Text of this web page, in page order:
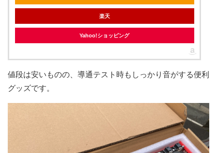
楽天
Yahoo!ショッピング
値段は安いものの、導通テスト時もしっかり音がする便利
グッズです。